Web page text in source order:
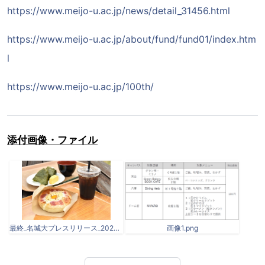
https://www.meijo-u.ac.jp/news/detail_31456.html
https://www.meijo-u.ac.jp/about/fund/fund01/index.htm
l
https://www.meijo-u.ac.jp/100th/
添付画像・ファイル
最終_名城大プレスリリース_2025年後期「100円朝食」_20250904.docx-1.jpeg 画像1.png